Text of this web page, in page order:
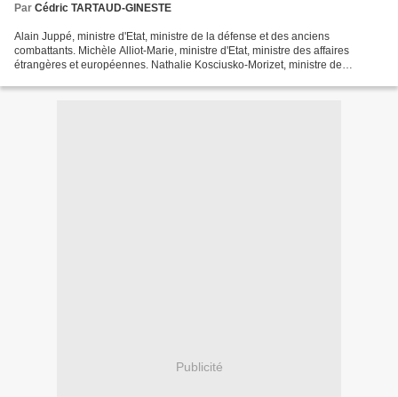
Par Cédric TARTAUD-GINESTE
Alain Juppé, ministre d'Etat, ministre de la défense et des anciens
combattants. Michèle Alliot-Marie, ministre d'Etat, ministre des affaires
étrangères et européennes. Nathalie Kosciusko-Morizet, ministre de
Publicité